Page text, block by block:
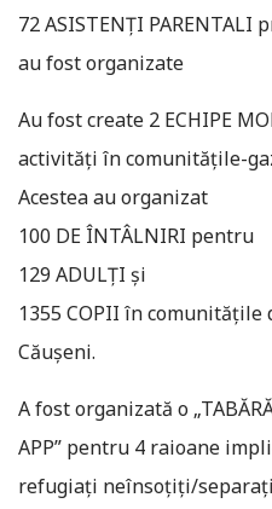
72 ASISTENȚI PARENTALI
au fost organizate
Au fost create 2 ECHIPE
activități în comunitățile-
Acestea au organizat
100 DE ÎNTÂLNIRI pentru
129 ADULȚI și
1355 COPII în comunitățile
Căușeni.
A fost organizată o
APP” pentru 4 raioane
refugiați neînsoțiți/